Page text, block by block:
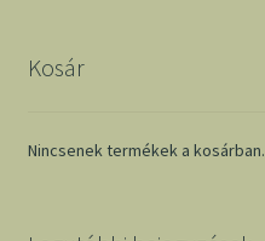
Kosár
Nincsenek termékek a kosárban.